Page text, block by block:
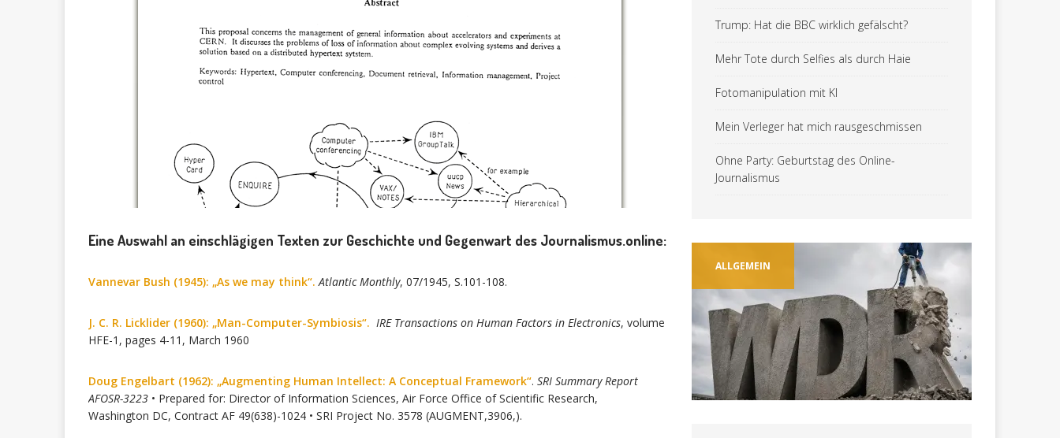
Eine Auswahl an einschlägigen Texten zur Geschichte und Gegenwart des Journalismus.online:
Vannevar Bush (1945): „As we may think“. Atlantic Monthly, 07/1945, S.101-108.
J. C. R. Licklider (1960): „Man-Computer-Symbiosis“. IRE Transactions on Human Factors in Electronics, volume
HFE-1, pages 4-11, March 1960
Doug Engelbart (1962): „Augmenting Human Intellect: A Conceptual Framework“. SRI Summary Report
AFOSR-3223 • Prepared for: Director of Information Sciences, Air Force Office of Scientific Research,
Washington DC, Contract AF 49(638)-1024 • SRI Project No. 3578 (AUGMENT,3906,).
Trump: Hat die BBC wirklich gefälscht?
Mehr Tote durch Selfies als durch Haie
Fotomanipulation mit KI
Mein Verleger hat mich rausgeschmissen
Ohne Party: Geburtstag des Online-
Journalismus
ALLGEMEIN